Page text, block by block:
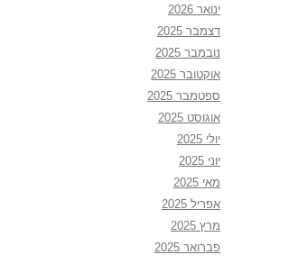
ינואר 2026
דצמבר 2025
נובמבר 2025
אוקטובר 2025
ספטמבר 2025
אוגוסט 2025
יולי 2025
יוני 2025
מאי 2025
אפריל 2025
מרץ 2025
פברואר 2025